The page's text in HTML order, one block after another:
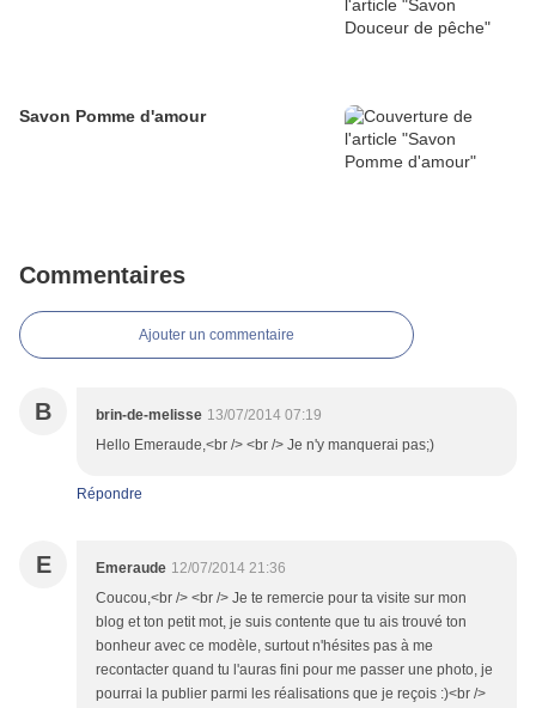
Savon Pomme d'amour
Commentaires
Ajouter un commentaire
B brin-de-melisse 13/07/2014 07:19
Hello Emeraude,<br /> <br /> Je n'y manquerai pas;)
Répondre
E Emeraude 12/07/2014 21:36
Coucou,<br /> <br /> Je te remercie pour ta visite sur mon
blog et ton petit mot, je suis contente que tu ais trouvé ton
bonheur avec ce modèle, surtout n'hésites pas à me
recontacter quand tu l'auras fini pour me passer une photo, je
pourrai la publier parmi les réalisations que je reçois :)<br />